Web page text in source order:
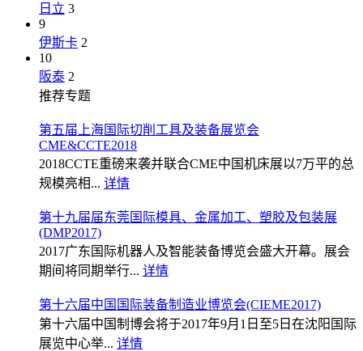
日立 3
9
伊斯卡 2
10
阪泰 2
推荐专题
第五届上海国际切削工具及装备展览会
CME&CCTE2018
2018CCTE重磅来袭并联合CME中国机床展以7万平的总
规模亮相... 详情
第十九届届东莞国际模具、金属加工、塑胶及包装展
(DMP2017)
2017广东国际机器人及智能装备博览会盛大开幕。展会
期间将同期举行... 详情
第十六届中国国际装备制造业博览会(CIEME2017)
第十六届中国制博会将于2017年9月1日至5日在沈阳国际
展览中心举... 详情